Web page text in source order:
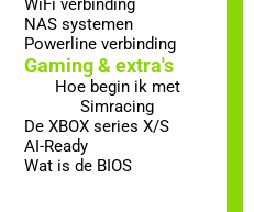
WiFi verbinding
NAS systemen
Powerline verbinding
Gaming & extra's
Hoe begin ik met
Simracing
De XBOX series X/S
AI-Ready
Wat is de BIOS